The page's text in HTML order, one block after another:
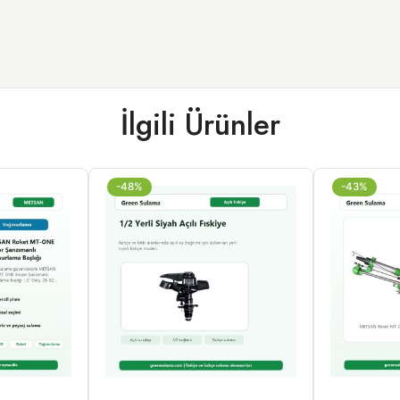
İlgili Ürünler
-48% -43%